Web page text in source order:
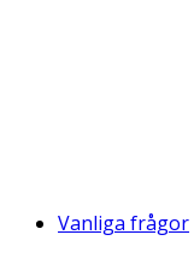
Vanliga frågor